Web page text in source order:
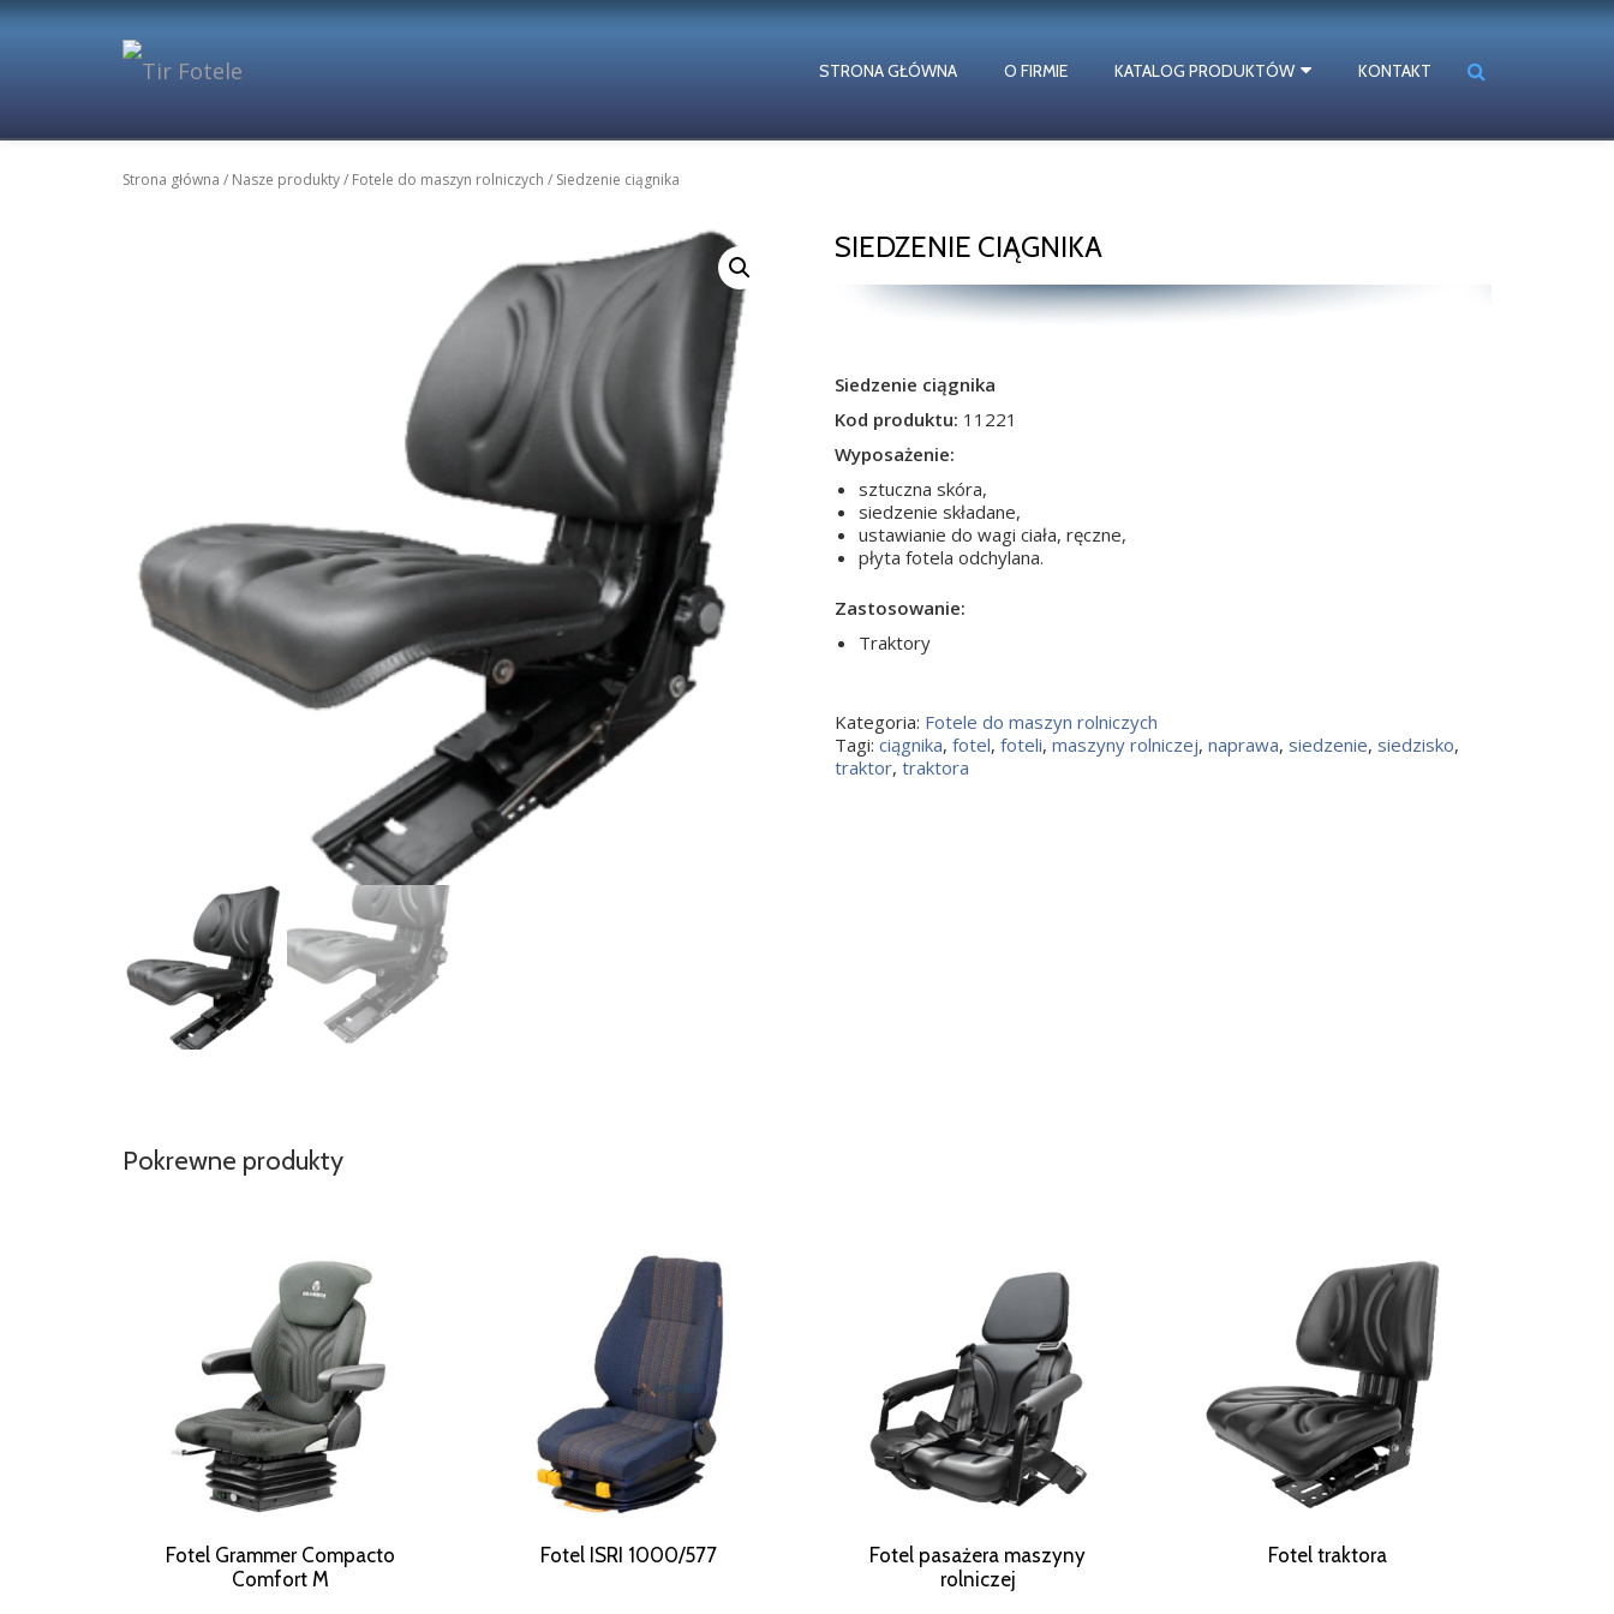
STRONA GŁÓWNA O FIRMIE KATALOG PRODUKTÓW KONTAKT
Strona główna / Nasze produkty/ Fotele do maszyn rolniczych / Siedzenie ciągnika
SIEDZENIE CIĄGNIKA
Siedzenie ciągnika
Kod produktu: 11221
Wyposażenie:
sztuczna skóra,
siedzenie składane,
ustawianie do wagi ciała, ręczne,
płyta fotela odchylana.
Zastosowanie:
Traktory
Kategoria: Fotele do maszyn rolniczych
Tagi: ciągnika, fotel, foteli, maszyny rolniczej, naprawa, siedzenie, siedzisko,
traktor, traktora
Pokrewne produkty
Fotel Grammer Compacto
Comfort M
Fotel ISRI 1000/577
Fotel pasażera maszyny
rolniczej
Fotel traktora